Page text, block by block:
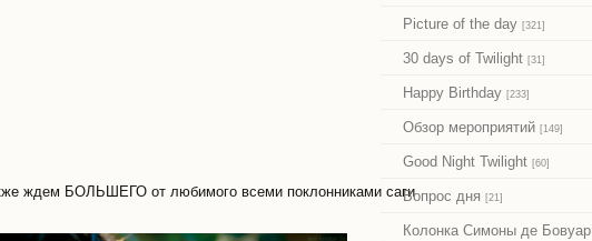
ждем БОЛЬШЕГО от любимого всеми поклонниками саги
Picture of the day [321]
30 days of Twilight [31]
Happy Birthday [233]
Обзор мероприятий [149]
Good Night Twilight [60]
Вопрос дня [21]
Колонка Симоны де Бовуар